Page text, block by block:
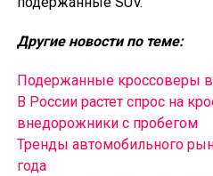
Другие новости по теме:
Подержанные кроссоверы
В России растет спрос на
внедорожники с пробегом
Тренды автомобильного
года